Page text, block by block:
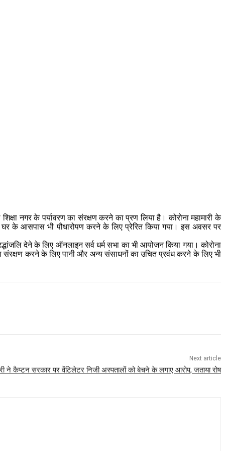
नगर के पर्यावरण का संरक्षण करने का प्रण लिया है। कोरोना महामारी के
के आसपास भी पौधारोपण करने के लिए प्रेरित किया गया। इस अवसर पर
देने के लिए ऑनलाइन सर्व धर्म सभा का भी आयोजन किया गया। कोरोना
संरक्षण करने के लिए पानी और अन्य संसाधनों का उचित प्रवंध करने के लिए भी
Next article
ने कैप्टन सरकार पर वेंटिलेटर निजी अस्पतालों को बेचने के लगाए आरोप, जताया रोष